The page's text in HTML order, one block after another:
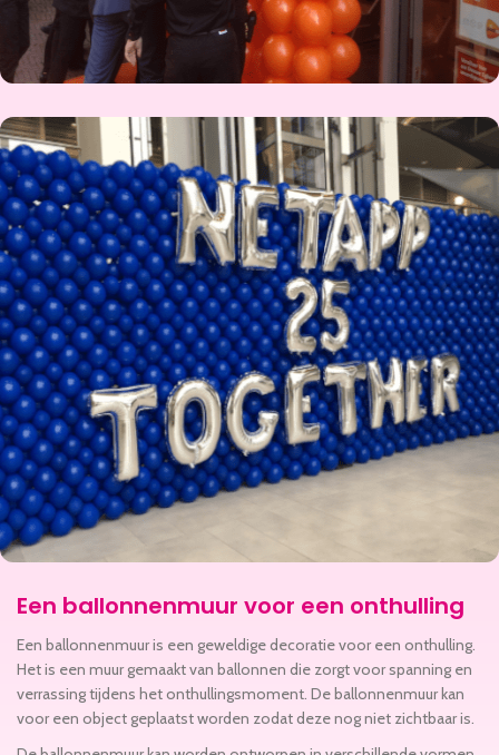
Een ballonnenmuur voor een onthulling
Een ballonnenmuur is een geweldige decoratie voor een onthulling.
Het is een muur gemaakt van ballonnen die zorgt voor spanning en
verrassing tijdens het onthullingsmoment. De ballonnenmuur kan
voor een object geplaatst worden zodat deze nog niet zichtbaar is.